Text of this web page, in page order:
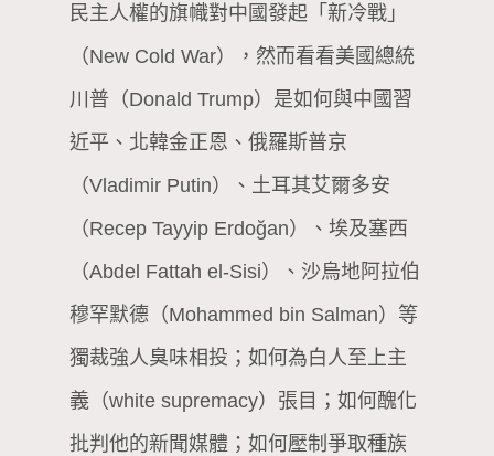
民主人權的旗幟對中國發起「新冷戰」
（New Cold War），然而看看美國總統
川普（Donald Trump）是如何與中國習
近平、北韓金正恩、俄羅斯普京
（Vladimir Putin）、土耳其艾爾多安
（Recep Tayyip Erdoğan）、埃及塞西
（Abdel Fattah el-Sisi）、沙烏地阿拉伯
穆罕默德（Mohammed bin Salman）等
獨裁強人臭味相投；如何為白人至上主
義（white supremacy）張目；如何醜化
批判他的新聞媒體；如何壓制爭取種族